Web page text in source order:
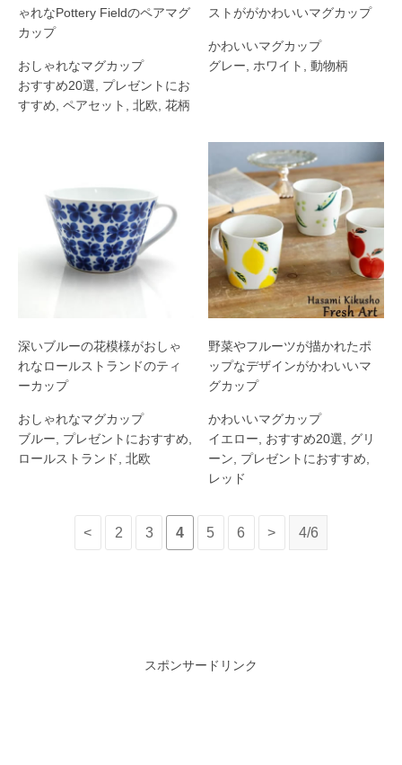
ゃれなPottery Fieldのペアマグ
カップ
おしゃれなマグカップ
おすすめ20選, プレゼントにお
すすめ, ペアセット , 北欧, 花柄
ストががかわいいマグカップ
かわいいマグカップ
グレー,ホワイト ,動物柄
深いブルーの花模様がおしゃ
れなロールストランドのティ
ーカップ
おしゃれなマグカップ
ブルー, プレゼントにおすすめ,
ロールストランド, 北欧
野菜やフルーツが描かれたポ
ップなデザインがかわいいマ
グカップ
かわいいマグカップ
イエロー, おすすめ20選, グリ
ーン, プレゼントにおすすめ,
レッド
< 2 3 4 5 6 > 4/6
スポンサードリンク